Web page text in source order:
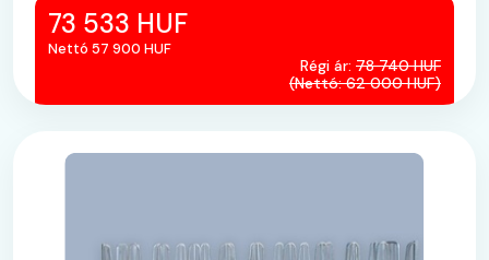
73 533 HUF
Nettó 57 900 HUF
Régi ár: 78 740 HUF
(Nettó: 62 000 HUF)